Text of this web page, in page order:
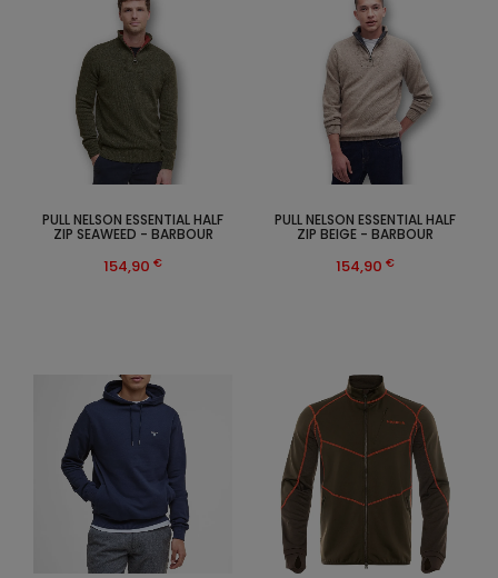
PULL NELSON ESSENTIAL HALF
ZIP SEAWEED - BARBOUR
154,90 €
PULL NELSON ESSENTIAL HALF
ZIP BEIGE - BARBOUR
154,90 €